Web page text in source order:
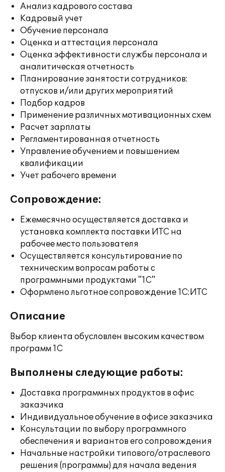
Анализ кадрового состава
Кадровый учет
Обучение персонала
Оценка и аттестация персонала
Оценка эффективности службы персонала и
аналитическая отчетность
Планирование занятости сотрудников:
отпусков и/или других мероприятий
Подбор кадров
Применение различных мотивационных схем
Расчет зарплаты
Регламентированная отчетность
Управление обучением и повышением
квалификации
Учет рабочего времени
Сопровождение:
Ежемесячно осуществляется доставка и
установка комплекта поставки ИТС на
рабочее место пользователя
Осуществляется консультирование по
техническим вопросам работы с
программными продуктами "1С"
Оформлено льготное сопровождение 1С:ИТС
Описание
Выбор клиента обусловлен высоким качеством
программ 1С
Выполнены следующие работы:
Доставка программных продуктов в офис
заказчика
Индивидуальное обучение в офисе заказчика
Консультации по выбору программного
обеспечения и вариантов его сопровождения
Начальные настройки типового/отраслевого
решения (программы) для начала ведения